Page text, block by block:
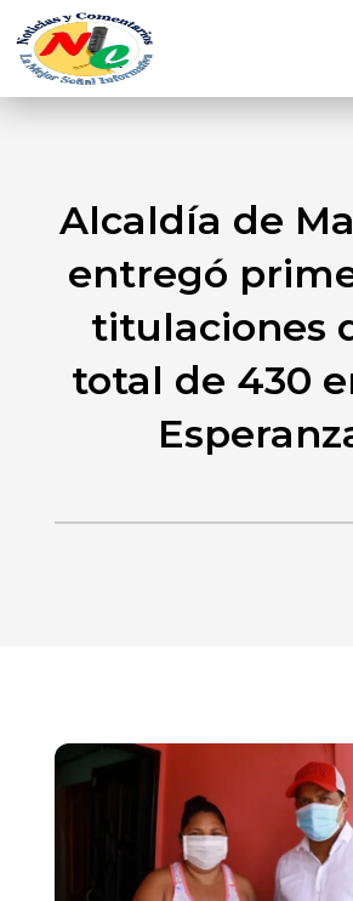
Alcaldía de
entregó
titulaciones
total de 430